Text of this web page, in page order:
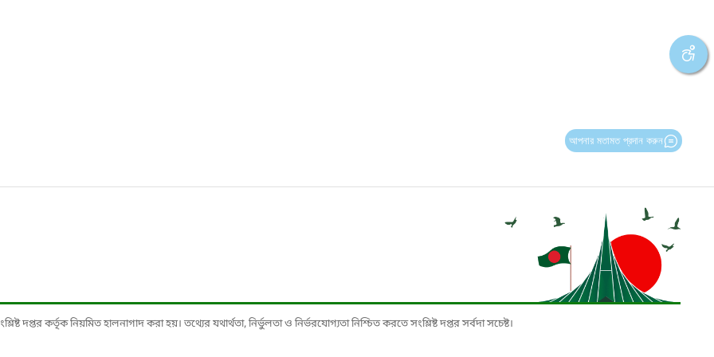
আপনার মতামত প্রদান করুন
দপ্তর কর্তৃক নিয়মিত হালনাগাদ করা হয়। তথ্যের যথার্থতা, নির্ভুলতা ও নির্ভরযোগ্যতা নিশ্চিত করতে সংশ্লিষ্ট দপ্তর সর্বদা সচেষ্ট।